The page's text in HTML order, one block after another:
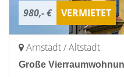
980,- € VERMIETET
Arnstadt / Altstadt
Große